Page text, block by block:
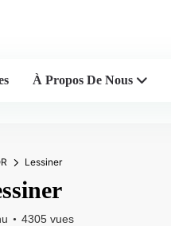
À Propos De Nous
Lessiner
4305 vues